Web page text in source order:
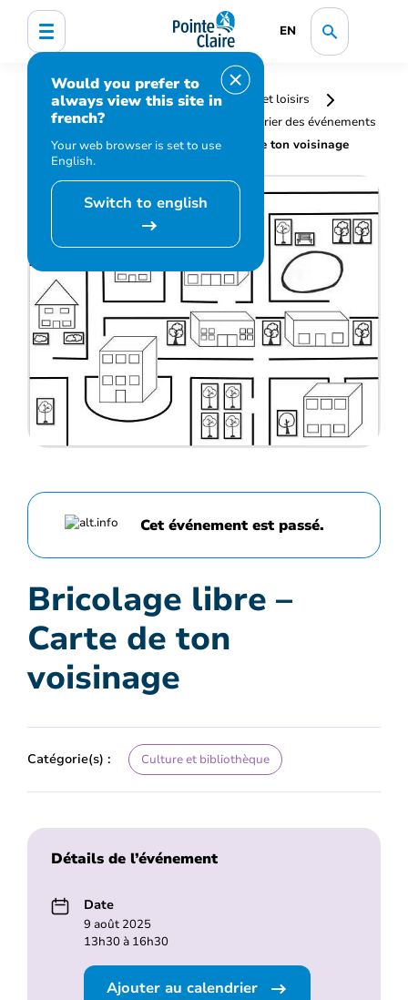
EN
Would you prefer to
always view this site in
french?
Your web browser is set to use
English.
Switch to english
Accueil
Bibliothèque, culture, sports et loisirs
Programmation et inscription
Calendrier des événements
et activités
Bricolage libre – Carte de ton voisinage
Cet événement est passé.
Bricolage libre –
Carte de ton
voisinage
Catégorie(s) : Culture et bibliothèque
Détails de l’événement
Date
9 août 2025
13h30 à 16h30
Ajouter au calendrier